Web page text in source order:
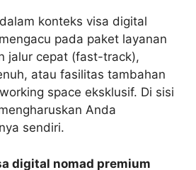
konteks visa digital
pada paket layanan
jalur cepat (fast-track),
atau fasilitas tambahan
space eksklusif. Di sisi
Anda
sendiri.
digital nomad premium